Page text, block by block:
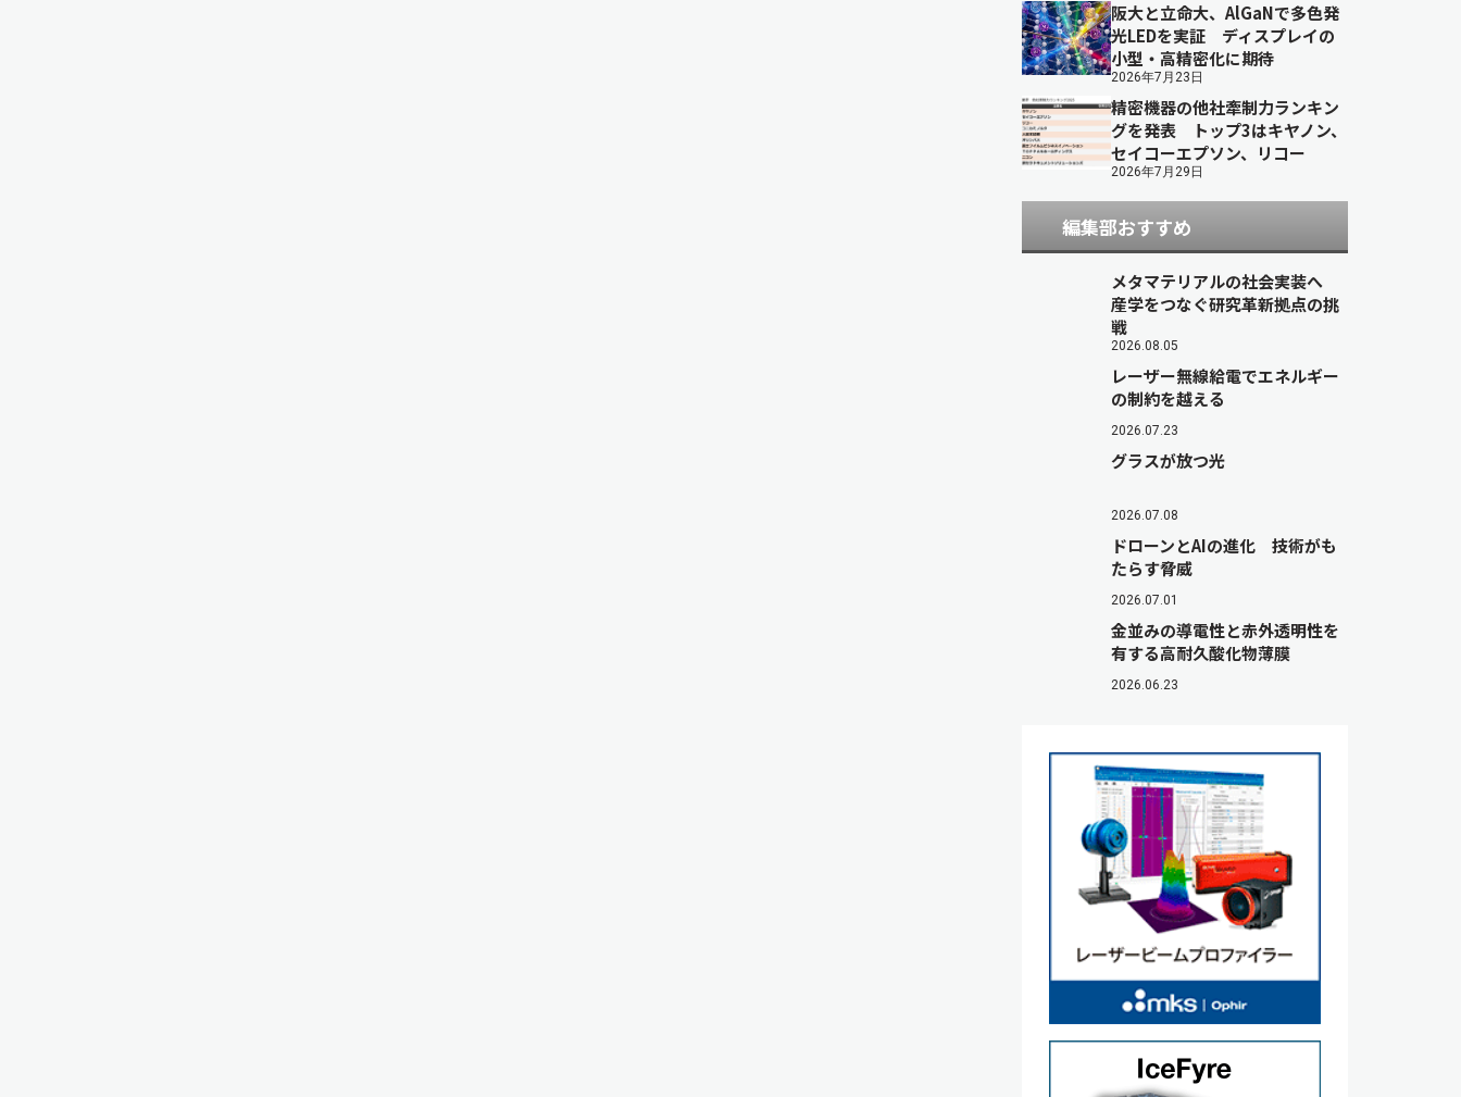
阪大と立命大、AlGaNで多色発
光LEDを実証 ディスプレイの
小型・高精密化に期待
2026年7月23日
精密機器の他社牽制力ランキン
グを発表 トップ3はキヤノン、
セイコーエプソン、リコー
2026年7月29日
編集部おすすめ
メタマテリアルの社会実装へ
産学をつなぐ研究革新拠点の挑
戦
2026.08.05
レーザー無線給電でエネルギー
の制約を越える
2026.07.23
グラスが放つ光
2026.07.08
ドローンとAIの進化 技術がも
たらす脅威
2026.07.01
金並みの導電性と赤外透明性を
有する高耐久酸化物薄膜
2026.06.23